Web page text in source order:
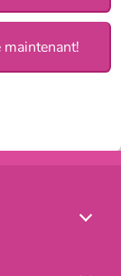
maintenant!